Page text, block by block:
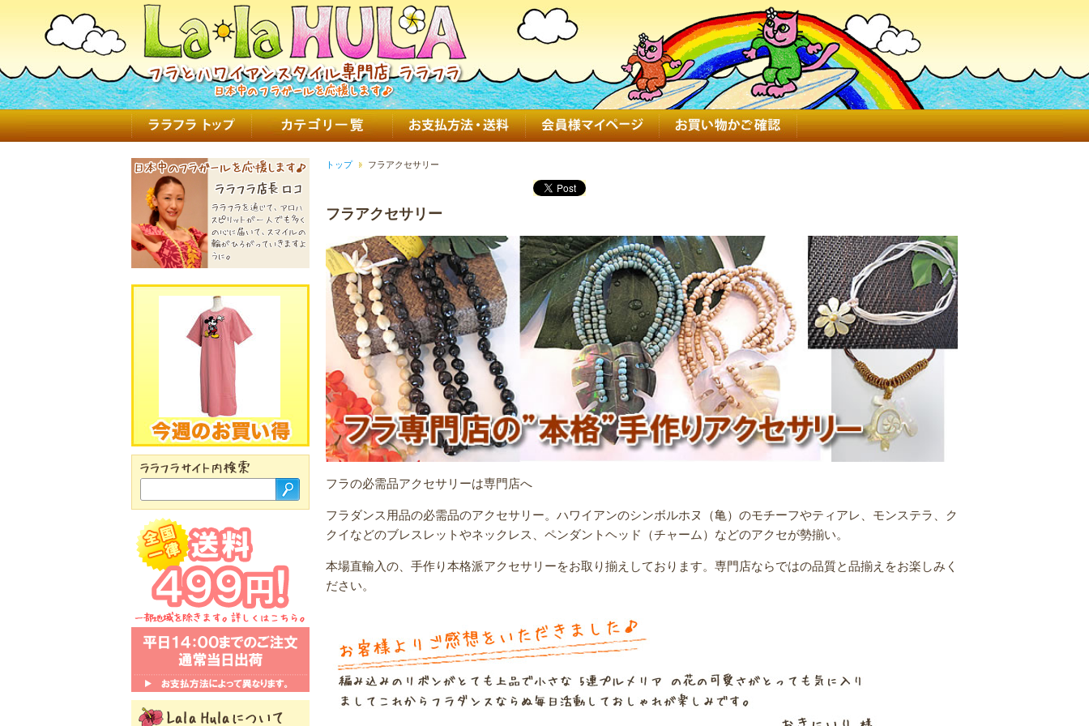
トップ フラアクセサリー
フラアクセサリー
フラの必需品アクセサリーは専門店へ
フラダンス用品の必需品のアクセサリー。ハワイアンのシンボルホヌ（亀）のモチーフやティアレ、モンステラ、ク
クイなどのブレスレットやネックレス、ペンダントヘッド（チャーム）などのアクセが勢揃い。
本場直輸入の、手作り本格派アクセサリーをお取り揃えしております。専門店ならではの品質と品揃えをお楽しみく
ださい。